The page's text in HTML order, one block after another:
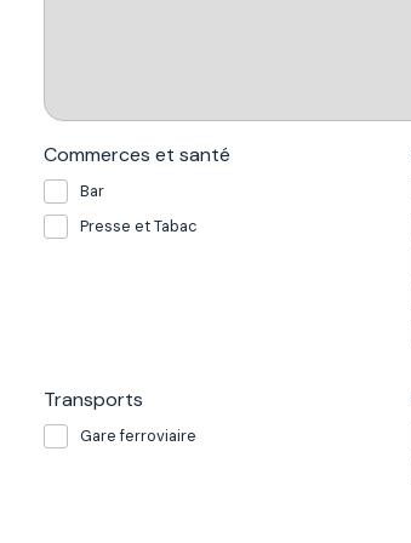
Commerces et santé
Bar
Presse et Tabac
Transports
Gare ferroviaire